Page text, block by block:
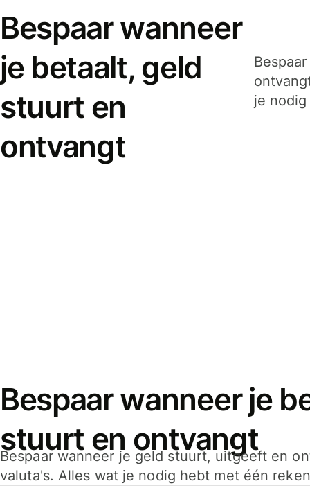
Bespaar wanneer
je betaalt, geld
stuurt en
ontvangt
je
Bespaar wanneer je
stuurt en ontvangt
Bespaar wanneer je geld stuurt, uitgeeft en
valuta's. Alles wat je nodig hebt met één